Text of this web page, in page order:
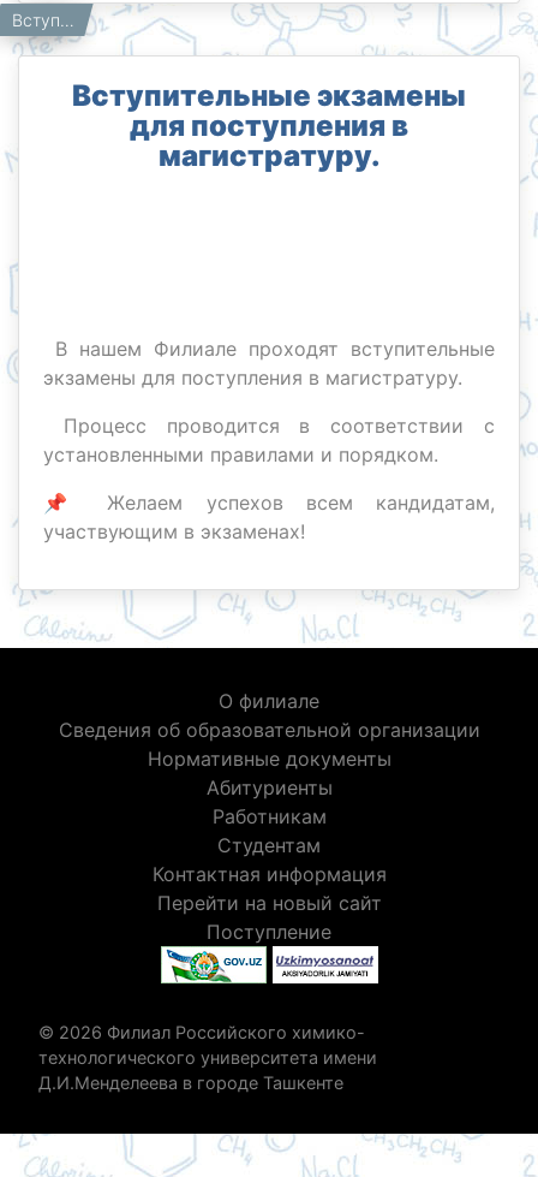
Главная
Работникам
Новости Вступительные экзамены для поступления в магистратуру.
Вступительные экзамены
для поступления в
магистратуру.
В нашем Филиале проходят вступительные
экзамены для поступления в магистратуру.
Процесс проводится в соответствии с
установленными правилами и порядком.
📌 Желаем успехов всем кандидатам,
участвующим в экзаменах!
О филиале
Сведения об образовательной организации
Нормативные документы
Абитуриенты
Работникам
Студентам
Контактная информация
Перейти на новый сайт
Поступление
© 2026 Филиал Российского химико-
технологического университета имени
Д.И.Менделеева в городе Ташкенте